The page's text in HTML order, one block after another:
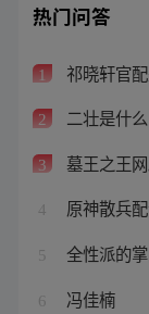
热门问答
1 祁晓轩官
2 二壮是什
3 墓王之王
4 原神散兵
5 全性派的
6 冯佳楠